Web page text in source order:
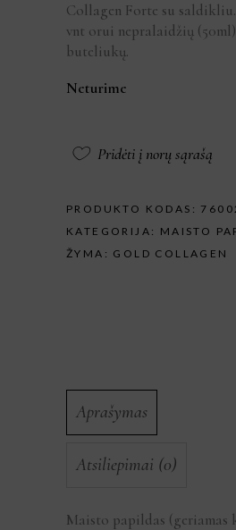
Collagen Forte su
vnt orui nepralaidžių
buteliukų.
Neturime
Pridėti į norų sąrašą
PRODUKTO KODAS:
KATEGORIJA: MAISTO
ŽYMA: GOLD COLLAGEN
Aprašymas
Atsiliepimai (0)
Maisto papildas (geriamas